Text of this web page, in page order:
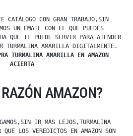
CATÁLOGO CON GRAN TRABAJO,SIN
UN EMAIL CON EL QUE PUEDES
QUE TE PUEDE SERVIR PARA ATENDER
TURMALINA AMARILLA DIGITALMENTE.
TURMALINA AMARILLA EN AMAZON
ACIERTA
AMAZON?
IR MÁS LEJOS,TURMALINA
LOS VEREDICTOS EN AMAZON SON